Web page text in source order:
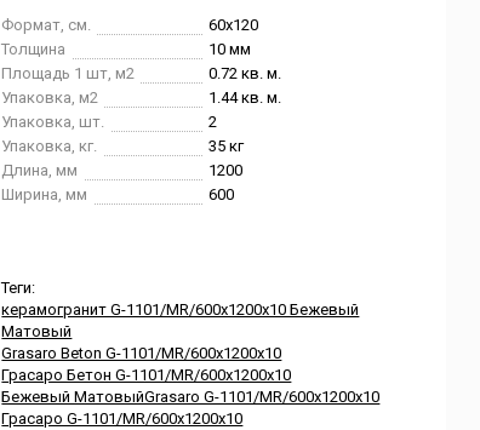
Формат, см.
60x120
Толщина
10 мм
Площадь 1 шт, м2
0.72 кв. м.
Упаковка, м2
1.44 кв. м.
Упаковка, шт.
2
Упаковка, кг.
35 кг
Длина, мм
1200
Ширина, мм
600
Теги:
керамогранит G-1101/MR/600x1200x10 Бежевый
Матовый
Grasaro Beton G-1101/MR/600x1200x10
Грасаро Бетон G-1101/MR/600x1200x10
Бежевый МатовыйGrasaro G-1101/MR/600x1200x10
Грасаро G-1101/MR/600x1200x10